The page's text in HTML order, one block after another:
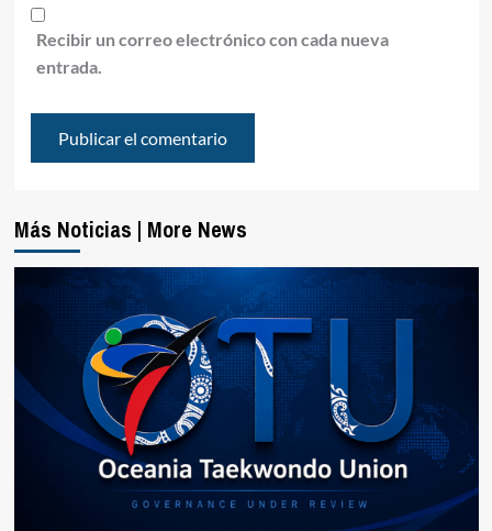
Recibir un correo electrónico con cada nueva
entrada.
Más Noticias | More News